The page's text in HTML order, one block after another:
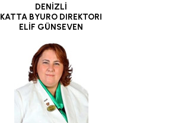
DENİZLİ
KATTA BYURO DIREKTORI
ELİF GÜNSEVEN